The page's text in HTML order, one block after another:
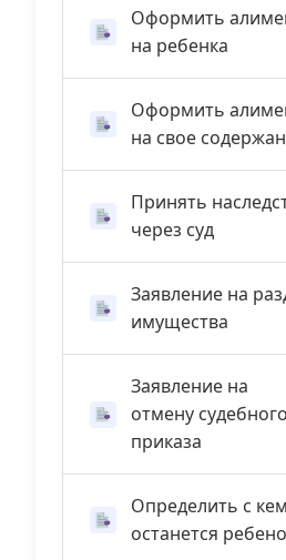
Оформить
на ребенка
Оформить
на свое
Принять
через суд
Заявление на
имущества
Заявление на
отмену судебного
приказа
Определить с кем
останется